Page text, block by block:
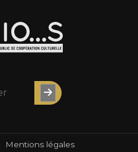
Mentions légales